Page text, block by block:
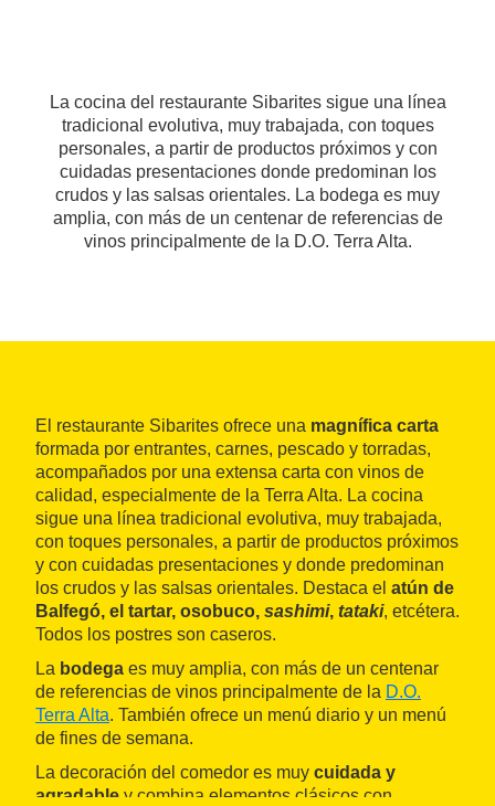
La cocina del restaurante Sibarites sigue una línea
tradicional evolutiva, muy trabajada, con toques
personales, a partir de productos próximos y con
cuidadas presentaciones donde predominan los
crudos y las salsas orientales. La bodega es muy
amplia, con más de un centenar de referencias de
vinos principalmente de la D.O. Terra Alta.
El restaurante Sibarites ofrece una magnífica carta
formada por entrantes, carnes, pescado y torradas,
acompañados por una extensa carta con vinos de
calidad, especialmente de la Terra Alta. La cocina
sigue una línea tradicional evolutiva, muy trabajada,
con toques personales, a partir de productos próximos
y con cuidadas presentaciones y donde predominan
los crudos y las salsas orientales. Destaca el atún de
Balfegó, el tartar, osobuco, sashimi, tataki, etcétera.
Todos los postres son caseros.
La bodega es muy amplia, con más de un centenar
de referencias de vinos principalmente de la D.O.
Terra Alta. También ofrece un menú diario y un menú
de fines de semana.
La decoración del comedor es muy cuidada y
agradable y combina elementos clásicos con